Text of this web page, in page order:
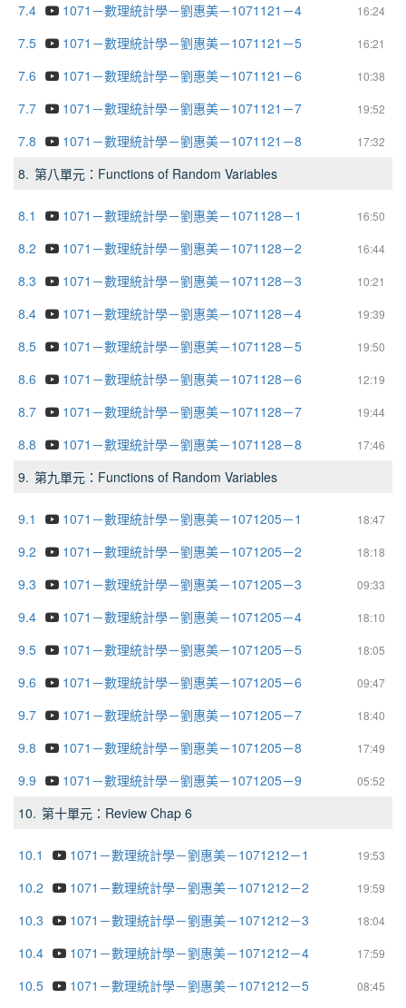
7.4
16:24
1071－數理統計學－劉惠美－1071121－4
7.5
16:21
1071－數理統計學－劉惠美－1071121－5
7.6
10:38
1071－數理統計學－劉惠美－1071121－6
7.7
19:52
1071－數理統計學－劉惠美－1071121－7
7.8
17:32
1071－數理統計學－劉惠美－1071121－8
8. 第八單元：Functions of Random Variables
8.1 16:50
1071－數理統計學－劉惠美－1071128－1
8.2
16:44
1071－數理統計學－劉惠美－1071128－2
8.3
10:21
1071－數理統計學－劉惠美－1071128－3
8.4
19:39
1071－數理統計學－劉惠美－1071128－4
8.5
19:50
1071－數理統計學－劉惠美－1071128－5
8.6
12:19
1071－數理統計學－劉惠美－1071128－6
8.7
19:44
1071－數理統計學－劉惠美－1071128－7
8.8
17:46
1071－數理統計學－劉惠美－1071128－8
9. 第九單元：Functions of Random Variables
9.1 18:47
1071－數理統計學－劉惠美－1071205－1
9.2
18:18
1071－數理統計學－劉惠美－1071205－2
9.3
09:33
1071－數理統計學－劉惠美－1071205－3
9.4
18:10
1071－數理統計學－劉惠美－1071205－4
9.5
18:05
1071－數理統計學－劉惠美－1071205－5
9.6
09:47
1071－數理統計學－劉惠美－1071205－6
9.7
18:40
1071－數理統計學－劉惠美－1071205－7
9.8
17:49
1071－數理統計學－劉惠美－1071205－8
9.9
05:52
1071－數理統計學－劉惠美－1071205－9
10. 第十單元：Review Chap 6
10.1 19:53
1071－數理統計學－劉惠美－1071212－1
10.2
19:59
1071－數理統計學－劉惠美－1071212－2
10.3
18:04
1071－數理統計學－劉惠美－1071212－3
10.4
17:59
1071－數理統計學－劉惠美－1071212－4
10.5
08:45
1071－數理統計學－劉惠美－1071212－5